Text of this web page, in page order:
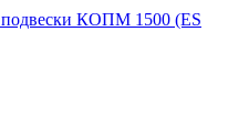
КОПМ 1500 (ES